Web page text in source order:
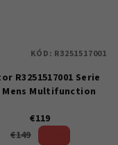
R3251517001 Serie
Mens Multifunction
€119
€149
KÓD: R3251517001